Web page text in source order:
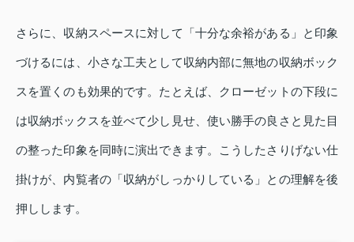
さらに、収納スペースに対して「十分な余裕がある」と印象
づけるには、小さな工夫として収納内部に無地の収納ボック
スを置くのも効果的です。たとえば、クローゼットの下段に
は収納ボックスを並べて少し見せ、使い勝手の良さと見た目
の整った印象を同時に演出できます。こうしたさりげない仕
掛けが、内覧者の「収納がしっかりしている」との理解を後
押しします。